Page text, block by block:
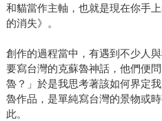
和貓當作主軸，也就是現在你手
的消失》。
創作的過程當中，有遇到不少人
要寫台灣的克蘇魯神話，他們便
魯？」於是我思考著該如何界定
魯作品，是單純寫台灣的景物或
此。